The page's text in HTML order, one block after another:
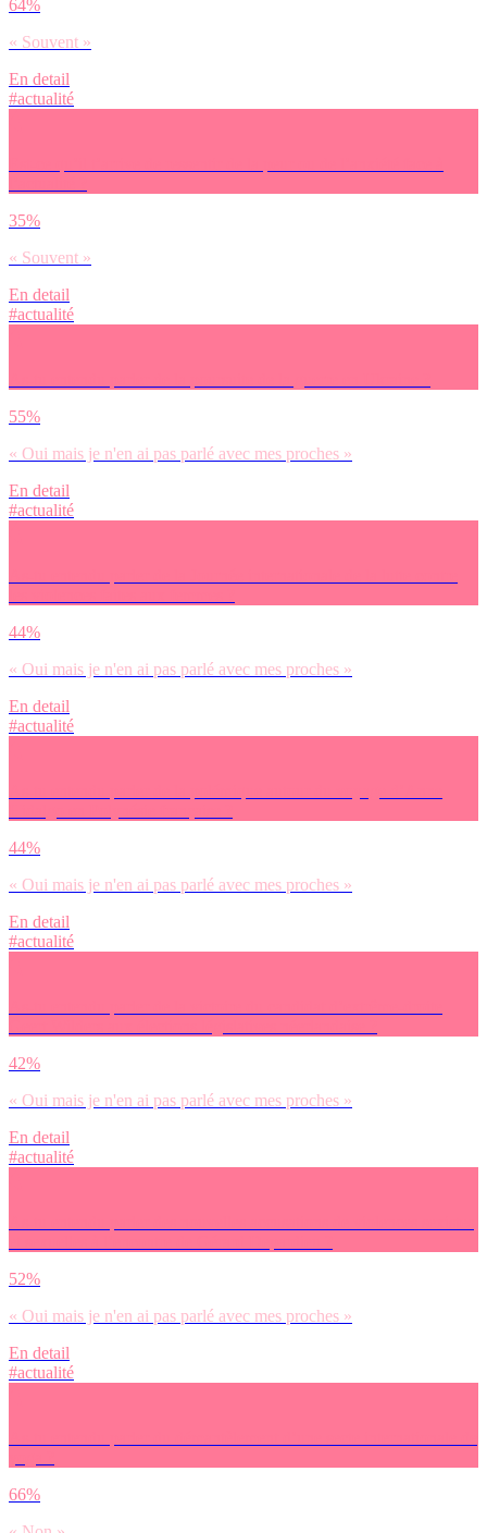
64%
« Souvent »
En detail
#actualité
35%
« Souvent »
En detail
#actualité
55%
« Oui mais je n'en ai pas parlé avec mes proches »
En detail
#actualité
44%
« Oui mais je n'en ai pas parlé avec mes proches »
En detail
#actualité
44%
« Oui mais je n'en ai pas parlé avec mes proches »
En detail
#actualité
42%
« Oui mais je n'en ai pas parlé avec mes proches »
En detail
#actualité
52%
« Oui mais je n'en ai pas parlé avec mes proches »
En detail
#actualité
66%